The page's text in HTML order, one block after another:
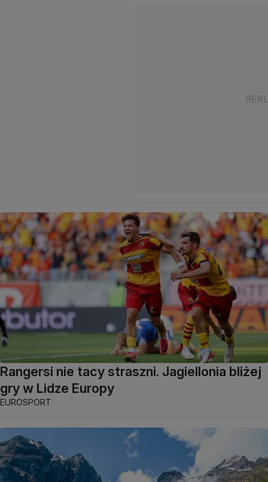
Rangersi nie tacy straszni. Jagiellonia bliżej
gry w Lidze Europy
EUROSPORT